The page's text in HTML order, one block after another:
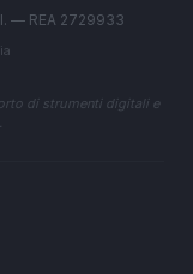
— REA 2729933
di strumenti digitali e